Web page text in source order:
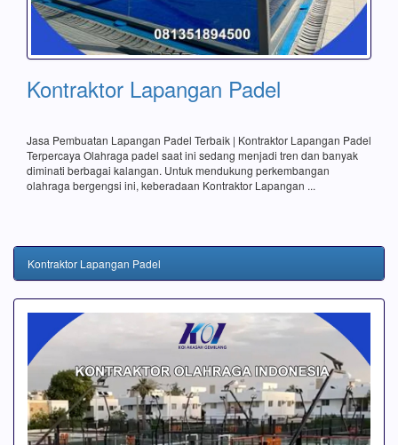
Kontraktor Lapangan Padel
Jasa Pembuatan Lapangan Padel Terbaik | Kontraktor Lapangan Padel
Terpercaya Olahraga padel saat ini sedang menjadi tren dan banyak
diminati berbagai kalangan. Untuk mendukung perkembangan
olahraga bergengsi ini, keberadaan Kontraktor Lapangan ...
Kontraktor Lapangan Padel